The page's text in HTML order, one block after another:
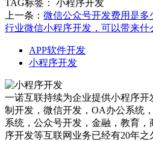
TAG标签：
小程序开发
上一条： 微信公众号开发费用是多
行业微信小程序开发，可以带来什
APP软件开发
小程序开发
一诺互联持续为企业提供小程序开
制开发，微信开发，OA办公系统
系统，公众号开发，金融，教育
序开发等互联网业务已经有20年